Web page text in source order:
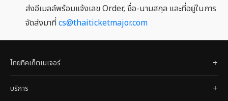
ส่งอีเมลล์พร้อมแจ้งเลข Order, ชื่อ-นามสกุล และที่อยู่ในการ
จัดส่งมาที่cs@thaiticketmajor.com
ไทยทิคเก็ตเมเจอร์
บริการ